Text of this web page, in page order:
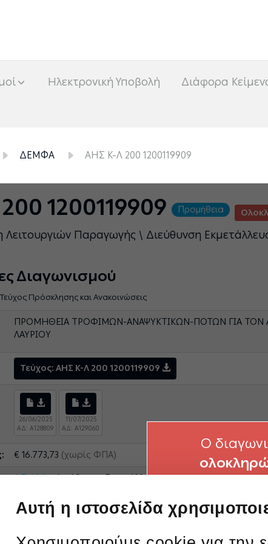
Αυτή η ιστοσελίδα
Hλεκτρονική Υποβολή Διάφορα
ΔΕΜΦΑ ΑΗΣ Κ-Λ 200 1200119909
1200119909 Προμήθεια
Λειτουργιών Παραγωγής \ Διεύθυνση
Διαγωνισμού
Πρόσκλησης και Ανακοινώσεις
ΠΡΟΜΗΘΕΙΑ ΤΡΟΦΙΜΩΝ-ΑΝΑΨΥΚΤΙΚΩΝ-ΠΟΤΩΝ ΓΙΑ ΤΟΝ
ΛΑΥΡΙΟΥ
Τεύχος: ΑΗΣ Κ-Λ 200 1200119909
26/06/2025
ΑΔ: A128809
11/07/2025
ΑΔ: A129060
€ 16.773,73 (χωρίς ΦΠΑ)
ΔΕΜΦΑ- Διεύθυνση Εκμετάλλευσης Μονάδων Φυσικού
O